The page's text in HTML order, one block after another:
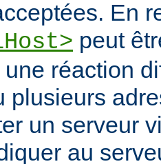
En
peut
réaction
plusieurs
un serveur
au